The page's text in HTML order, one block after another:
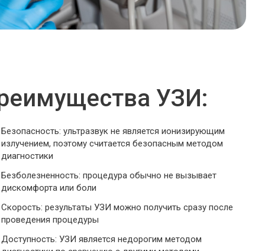
УЗИ:
Безопасность: ультразвук не является ионизирующим
излучением, поэтому считается безопасным методом
диагностики
Безболезненность: процедура обычно не вызывает
дискомфорта или боли
Скорость: результаты УЗИ можно получить сразу после
проведения процедуры
Доступность: УЗИ является недорогим методом